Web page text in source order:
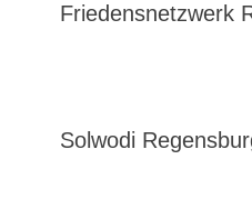
Friedensnetzwerk
Solwodi